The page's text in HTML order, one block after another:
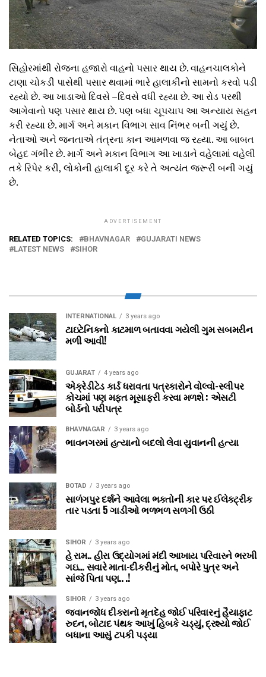
સિહોરમાંથી રોજના હજારો વાહનો પસાર થાય છે. વાહનચાલકોને
ટાણા ચોકડી પાસેથી પસાર થવામાં ભારે હાલાકીનો સામનો કરવો પડી
રહ્યો છે. આ ખાડાઓ દિવસે –દિવસે વધી રહ્યા છે. આ રોડ પરથી
આગેવાનો પણ પસાર થાય છે. પણ બધા ચૂપચાપ આ અન્યાય સહન
કરી રહ્યા છે. માર્ગ અને મકાન વિભાગ સાવ નિંભર બની ગયું છે.
નેતાઓ અને જનતાએ તંત્રના કાન આમળવા જ રહ્યા. આ બાબત
બેહદ ગંભીર છે. માર્ગ અને મકાન વિભાગ આ ખાડાને વહેલામાં વહેલી
તકે રિપેર કરી, લોકોની હાલાકી દૂર કરે તે અત્યંત જરૂરી બની ગયું
છે.
ADVERTISEMENT
RELATED TOPICS: BHAVNAGAR
GUJARATI NEWS
LATEST NEWS
SIHOR
INTERNATIONAL 3 years ago
ટાઇટેનિકનો કાટમાળ બતાવવા ગયેલી ગુમ સબમરીન
મળી આવી!
GUJARAT 4 years ago
એક્રેડીટેડ કાર્ડ ધરાવતા પત્રકારોને વોલ્‍વો-સ્‍લીપર
કોચમાં પણ મફત મૂસાફરી કરવા મળશે : એસટી
બોર્ડનો પરીપત્ર
BHAVNAGAR 3 years ago
ભાવનગરમાં હત્યાનો બદલો લેવા યુવાનની હત્યા
BOTAD 3 years ago
સાળંગપુર દર્શને આવેલા ભક્તોની કાર પર ઈલેક્ટ્રીક
તાર પડતા 5 ગાડીઓ ભળભળ સળગી ઉઠી
SIHOR 3 years ago
હે રામ.. હીરા ઉદ્યોગમાં મંદી આખાય પરિવારને ભરખી
ગઇ… સવારે માતા-દીકરીનું મોત, બપોરે પુત્ર અને
સાંજે પિતા પણ.. .!
SIHOR 3 years ago
જવાનજોધ દીકરાનો મૃતદેહ જોઈ પરિવારનું હૈયાફાટ
રુદન, બોટાદ પંથક આખું હિબકે ચડ્યું, દ્રશ્યો જોઈ
બધાના આસું ટપકી પડ્યા